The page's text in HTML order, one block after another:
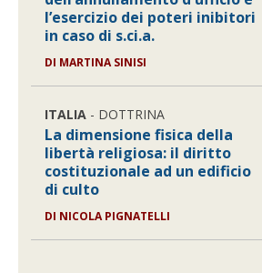
l’esercizio dei poteri inibitori
in caso di s.ci.a.
DI MARTINA SINISI
ITALIA - DOTTRINA
La dimensione fisica della
libertà religiosa: il diritto
costituzionale ad un edificio
di culto
DI NICOLA PIGNATELLI